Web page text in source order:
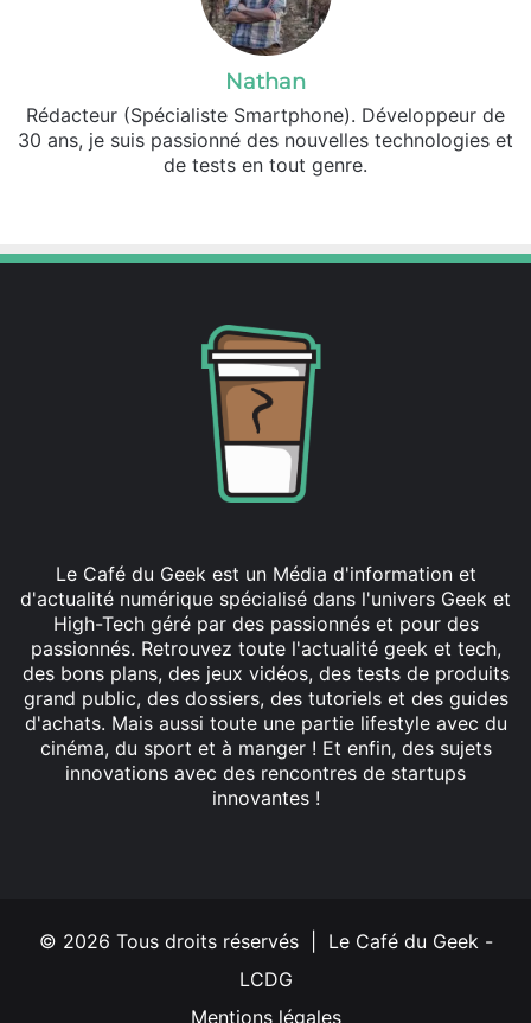
Nathan
Rédacteur (Spécialiste Smartphone). Développeur de
30 ans, je suis passionné des nouvelles technologies et
de tests en tout genre.
bo
Le Café du Geek est un Média d'information et
d'actualité numérique spécialisé dans l'univers Geek et
High-Tech géré par des passionnés et pour des
passionnés. Retrouvez toute l'actualité geek et tech,
des bons plans, des jeux vidéos, des tests de produits
grand public, des dossiers, des tutoriels et des guides
d'achats. Mais aussi toute une partie lifestyle avec du
cinéma, du sport et à manger ! Et enfin, des sujets
innovations avec des rencontres de startups
innovantes !
© 2026 Tous droits réservés | Le Café du Geek -
LCDG
Mentions légales